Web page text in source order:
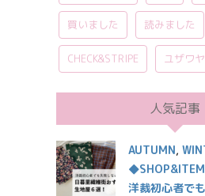
買いました 読みました
CHECK&STRIPE ユザワヤ
人気記事
AUTUMN,
◆SHOP&ITEM
洋裁初心者で